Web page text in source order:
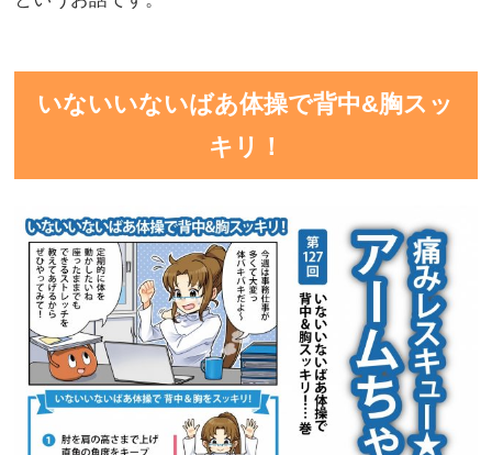
いないいないばあ体操で背中&胸スッ
キリ！